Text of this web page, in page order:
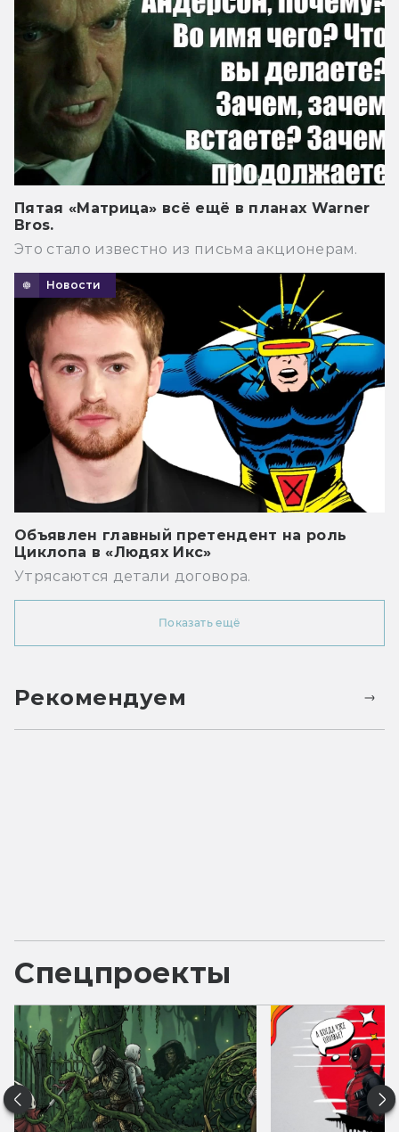
Пятая «Матрица» всё ещё в планах Warner
Bros.
Это стало известно из письма акционерам.
Новости
Объявлен главный претендент на роль
Циклопа в «Людях Икс»
Утрясаются детали договора.
Показать ещё
Рекомендуем
Спецпроекты